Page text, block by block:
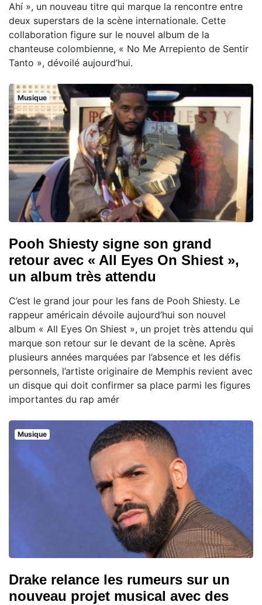
Ahí », un nouveau titre qui marque la rencontre entre
deux superstars de la scène internationale. Cette
collaboration figure sur le nouvel album de la
chanteuse colombienne, « No Me Arrepiento de Sentir
Tanto », dévoilé aujourd’hui.
Musique
Pooh Shiesty signe son grand
retour avec « All Eyes On Shiest »,
un album très attendu
C’est le grand jour pour les fans de Pooh Shiesty. Le
rappeur américain dévoile aujourd’hui son nouvel
album « All Eyes On Shiest », un projet très attendu qui
marque son retour sur le devant de la scène. Après
plusieurs années marquées par l’absence et les défis
personnels, l’artiste originaire de Memphis revient avec
un disque qui doit confirmer sa place parmi les figures
importantes du rap amér
Musique
Drake relance les rumeurs sur un
nouveau projet musical avec des